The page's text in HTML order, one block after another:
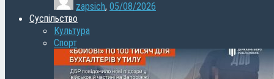
zapsich, 05/08/2026
Суспільство
Культура
Спорт